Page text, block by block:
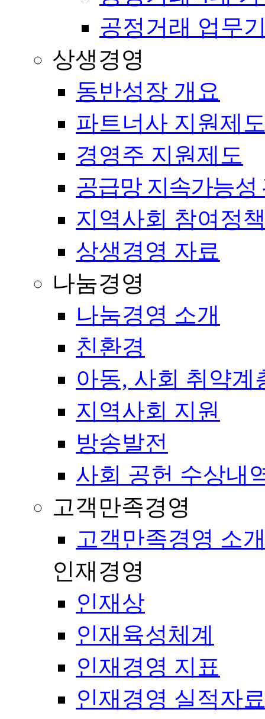
공정거래 업무
상생경영
동반성장 개요
파트너사 지원제
경영주 지원제도
공급망 지속가능성
지역사회 참여정
상생경영 자료
나눔경영
나눔경영 소개
친환경
아동, 사회 취약계
지역사회 지원
방송발전
사회 공헌 수상내
고객만족경영
고객만족경영 소
인재경영
인재상
인재육성체계
인재경영 지표
인재경영 실적자